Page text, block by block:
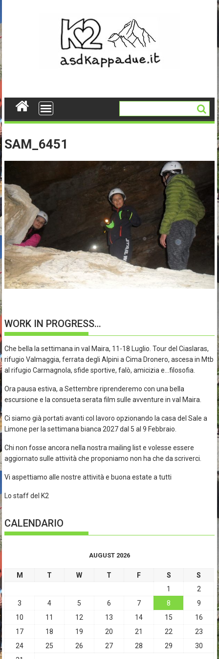
content
SAM_6451
WORK IN PROGRESS…
Che bella la settimana in val Maira, 11-18 Luglio. Tour del Ciaslaras,
rifugio Valmaggia, ferrata degli Alpini a Cima Dronero, ascesa in Mtb
al rifugio Carmagnola, sfide sportive, falò, amicizia e…filosofia.
Ora pausa estiva, a Settembre riprenderemo con una bella
escursione e la consueta serata film sulle avventure in val Maira.
Ci siamo già portati avanti col lavoro opzionando la casa del Sale a
Limone per la settimana bianca 2027 dal 5 al 9 Febbraio.
Chi non fosse ancora nella nostra mailing list e volesse essere
aggiornato sulle attività che proponiamo non ha che da scriverci.
Vi aspettiamo alle nostre attività e buona estate a tutti
Lo staff del K2
CALENDARIO
AUGUST 2026
M T W T F S
S
1
2
3
4 5 6 7 8
9
10
11 12 13 14 15
16
17
18 19 20 21 22
23
24
25 26 27 28 29
30